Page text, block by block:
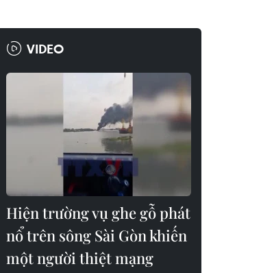
VIDEO
Hiện trường vụ ghe gỗ phát
nổ trên sông Sài Gòn khiến
một người thiệt mạng